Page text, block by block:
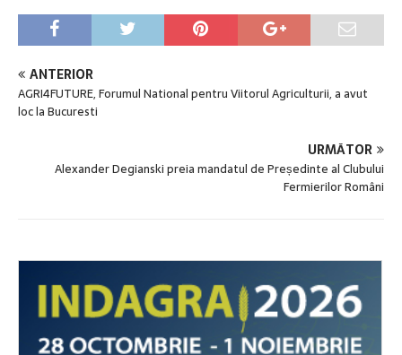
ANTERIOR
AGRI4FUTURE, Forumul National pentru Viitorul Agriculturii, a avut
loc la Bucuresti
URMĂTOR
Alexander Degianski preia mandatul de Președinte al Clubului
Fermierilor Români